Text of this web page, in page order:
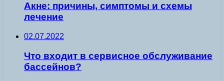
Акне: причины, симптомы и схемы
лечение
02.07.2022
Что входит в сервисное обслуживание
бассейнов?